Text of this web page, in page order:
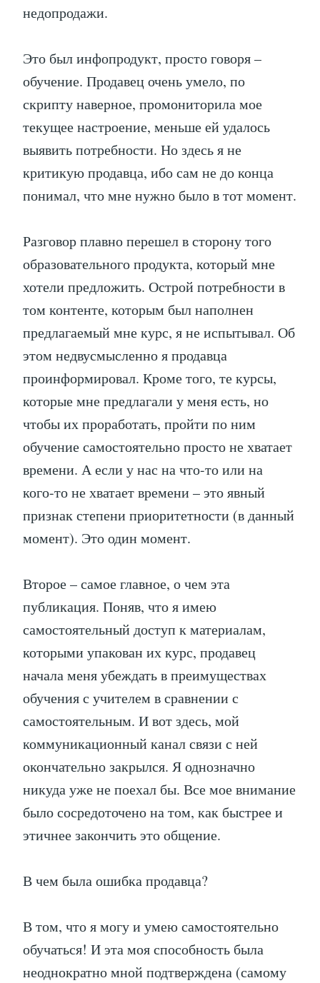
недопродажи.
Это был инфопродукт, просто говоря –
обучение. Продавец очень умело, по
скрипту наверное, промониторила мое
текущее настроение, меньше ей удалось
выявить потребности. Но здесь я не
критикую продавца, ибо сам не до конца
понимал, что мне нужно было в тот момент.
Разговор плавно перешел в сторону того
образовательного продукта, который мне
хотели предложить. Острой потребности в
том контенте, которым был наполнен
предлагаемый мне курс, я не испытывал. Об
этом недвусмысленно я продавца
проинформировал. Кроме того, те курсы,
которые мне предлагали у меня есть, но
чтобы их проработать, пройти по ним
обучение самостоятельно просто не хватает
времени. А если у нас на что-то или на
кого-то не хватает времени – это явный
признак степени приоритетности (в данный
момент). Это один момент.
Второе – самое главное, о чем эта
публикация. Поняв, что я имею
самостоятельный доступ к материалам,
которыми упакован их курс, продавец
начала меня убеждать в преимуществах
обучения с учителем в сравнении с
самостоятельным. И вот здесь, мой
коммуникационный канал связи с ней
окончательно закрылся. Я однозначно
никуда уже не поехал бы. Все мое внимание
было сосредоточено на том, как быстрее и
этичнее закончить это общение.
В чем была ошибка продавца?
В том, что я могу и умею самостоятельно
обучаться! И эта моя способность была
неоднократно мной подтверждена (самому